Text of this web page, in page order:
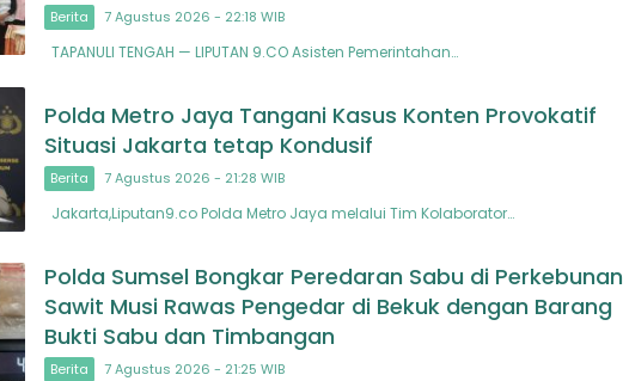
Berita 7 Agustus 2026 - 22:18 WIB
TAPANULI TENGAH — LIPUTAN 9.CO Asisten Pemerintahan…
Polda Metro Jaya Tangani Kasus Konten Provokatif
Situasi Jakarta tetap Kondusif
Berita 7 Agustus 2026 - 21:28 WIB
Jakarta,Liputan9.co Polda Metro Jaya melalui Tim Kolaborator…
Polda Sumsel Bongkar Peredaran Sabu di Perkebunan
Sawit Musi Rawas Pengedar di Bekuk dengan Barang
Bukti Sabu dan Timbangan
Berita 7 Agustus 2026 - 21:25 WIB